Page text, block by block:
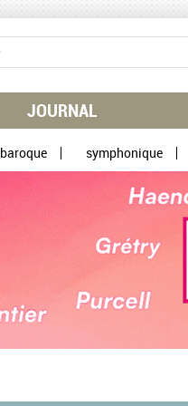
JOURNAL
baroque symphonique